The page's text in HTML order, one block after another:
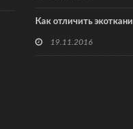
Как отличить экоткани
19.11.2016